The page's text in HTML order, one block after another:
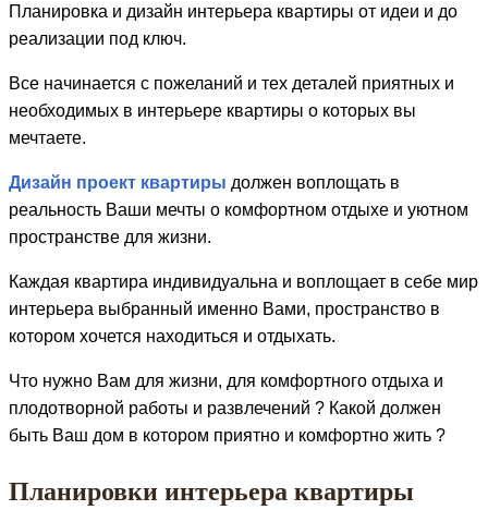
Планировка и дизайн интерьера квартиры от идеи и до
реализации под ключ.
Все начинается с пожеланий и тех деталей приятных и
необходимых в интерьере квартиры о которых вы
мечтаете.
Дизайн проект квартиры должен воплощать в
реальность Ваши мечты о комфортном отдыхе и уютном
пространстве для жизни.
Каждая квартира индивидуальна и воплощает в себе мир
интерьера выбранный именно Вами, пространство в
котором хочется находиться и отдыхать.
Что нужно Вам для жизни, для комфортного отдыха и
плодотворной работы и развлечений ? Какой должен
быть Ваш дом в котором приятно и комфортно жить ?
Планировки интерьера квартиры